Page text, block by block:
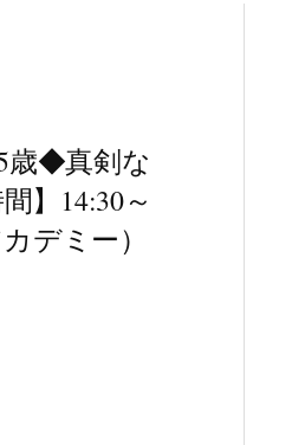
歳◆真剣な
】14:30～
デミー）